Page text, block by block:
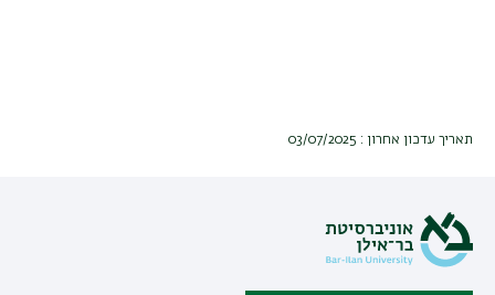
תאריך עדכון אחרון : 03/07/2025